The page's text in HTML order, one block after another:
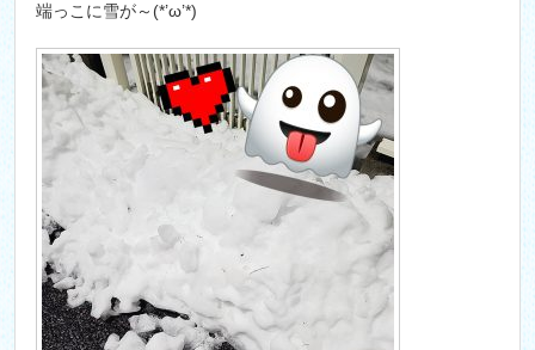
端っこに雪が～(*’ω’*)